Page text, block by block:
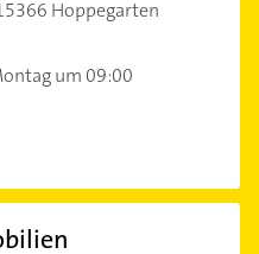
Hoppegarten
um 09:00